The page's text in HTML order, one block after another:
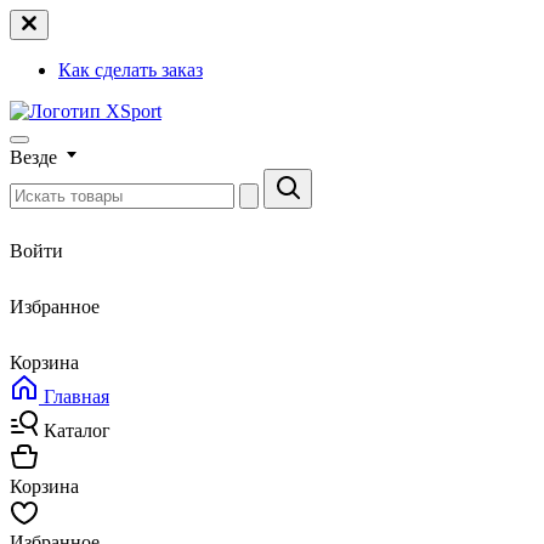
Как сделать заказ
Везде
Войти
Избранное
Корзина
Главная
Каталог
Корзина